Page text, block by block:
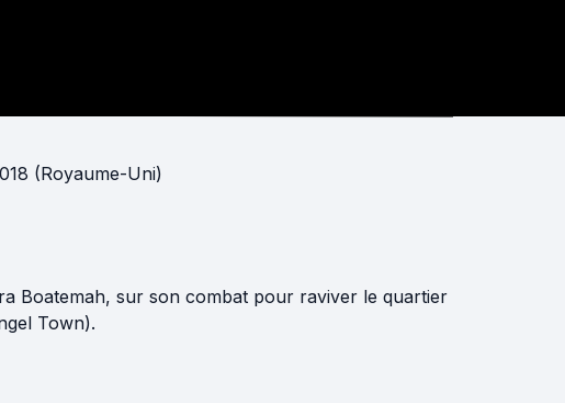
(Royaume-Uni)
Boatemah, sur son combat pour raviver le quartier
Town).